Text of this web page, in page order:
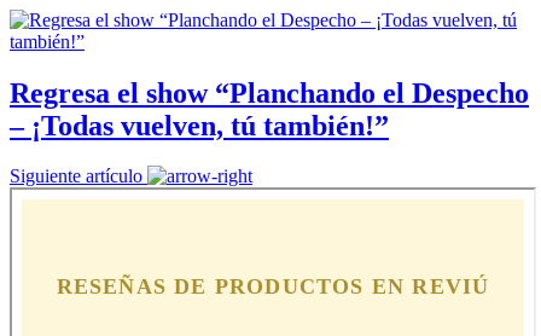
Regresa el show “Planchando el Despecho
– ¡Todas vuelven, tú también!”
Siguiente artículo